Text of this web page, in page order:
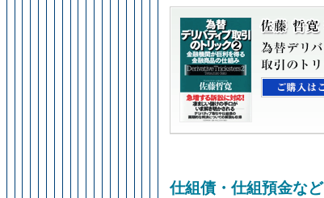
仕組債・仕組預金など